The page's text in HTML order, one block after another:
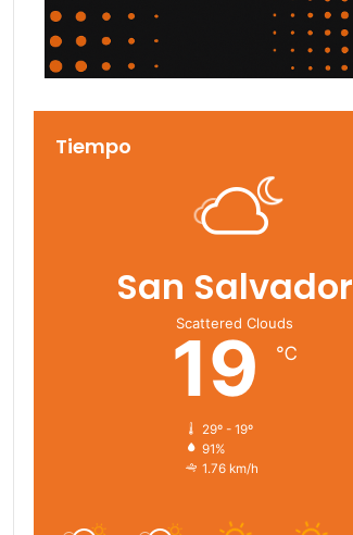
Tiempo
San Salvador
Scattered Clouds
19 ℃
29º - 19º
91%
1.76 km/h